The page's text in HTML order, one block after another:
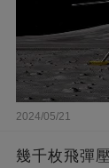
2024/05/21
幾千枚飛彈